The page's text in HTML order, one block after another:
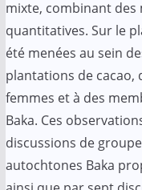
mixte, combinant
quantitatives. Sur le
été menées au sein
plantations de cacao,
femmes et à des
Baka. Ces
discussions de
autochtones Baka